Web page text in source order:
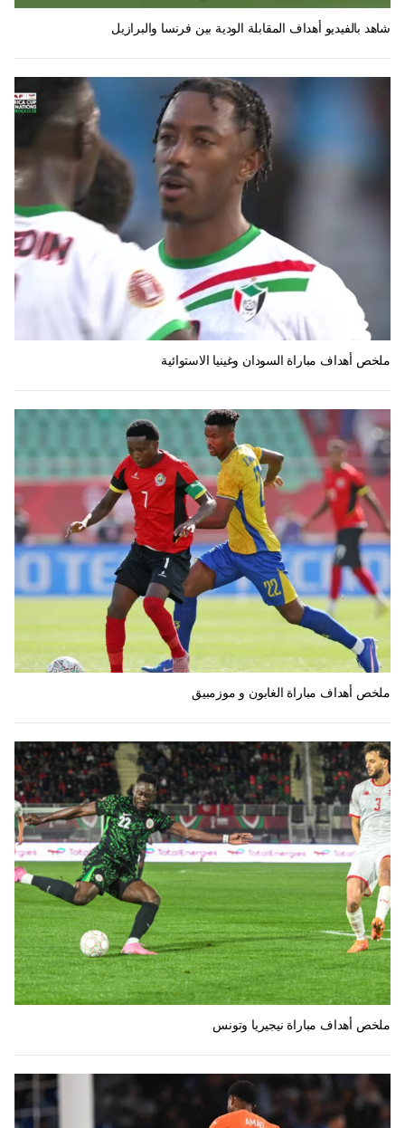
شاهد بالفيديو أهداف المقابلة الودية بين فرنسا والبرازيل
ملخص أهداف مباراة السودان وغينيا الاستوائية
ملخص أهداف مباراة الغابون و موزمبيق
ملخص أهداف مباراة نيجيريا وتونس